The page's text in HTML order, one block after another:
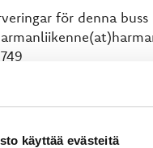
käyttää evästeitä
för denna
Halpa-Halli
Kuntokeskus